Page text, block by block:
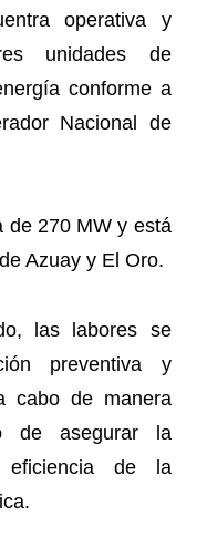
operativa y
unidades de
conforme a
Nacional de
de 270 MW y está
Azuay y El Oro.
las labores se
preventiva y
cabo de manera
de asegurar la
eficiencia de la